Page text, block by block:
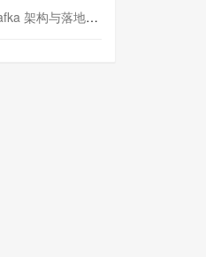
架构与落地实战